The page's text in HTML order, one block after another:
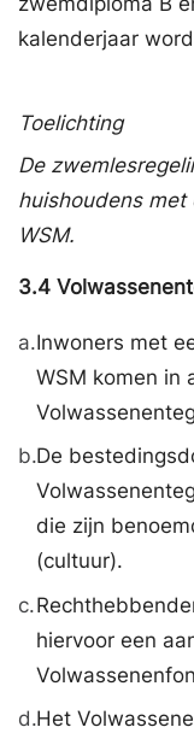
kalenderjaar
Toelichting
De
huishoudens met
WSM.
3.4
a.Inwoners met
WSM komen in
b.De
die zijn
(cultuur).
c.
hiervoor een
d.Het